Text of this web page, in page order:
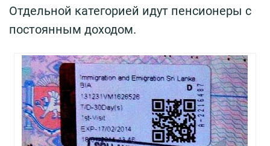
Отдельной категорией идут пенсионеры с
постоянным доходом.